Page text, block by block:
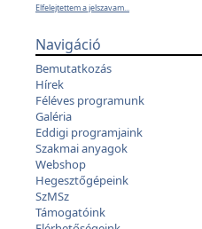
Elfelejtettem a jelszavam...
Navigáció
Bemutatkozás
Hírek
Féléves programunk
Galéria
Eddigi programjaink
Szakmai anyagok
Webshop
Hegesztőgépeink
SzMSz
Támogatóink